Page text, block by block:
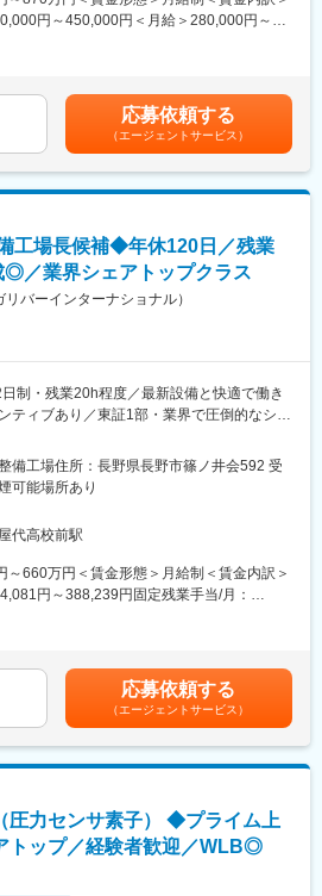
タセンターの拡張、自動運転技術の進化な
心臓部である高性能プリント基板の需要が
す。そのため、当社でも需要の拡大に伴
を通じて事業成長を牽引する役割を担って
に向けて、新規事業や戦略投資の効果を
、会社の成長を支える、非常にやりがいの
。
める業務
および事業計画の立案・推進
・差異分析
評価
業務やキャリアパス
「利益を生み出す仕組みづくり」を主導す
プいただけることを期待しています。
ージャーなどの管理職をお任せする可能性
に至るまでの全工程を社内で一貫して整備
。
タセンターの拡張、自動運転技術の進化な
心臓部である高性能プリント基板の需要が
す。そのため、当社でも需要の拡大に伴
制の強化に取り組んでいます。
タを分析しながら、中長期の事業戦略や事
策の立案・推進を通じて、事業成長を牽引
業責任者の意思決定を支援し、企業価値の
める業務
円～450,000円＜月給＞280,000円～
考を通じて上下する可能性があります。月
含めた表記です。
応募依頼する
（エージェントサービス）
工場長候補◆年休120日／残業
／業界シェアトップクラス
バーインターナショナル）
制・残業20h程度／最新設備と快適で働き
ティブあり／東証1部・業界で圧倒的なシェ
する整備工場で、『工場長候補』として整
！
内容を理解し必要な経験を積んでいただき
上げ等に際して工場長としてご活躍いただ
て
いた納車前のお車やご購入後の車のオイル
舗併設での工場責任者）としてご活躍頂き
ネジメントするスーパーバイザー/マネージ
ざいます。
備工場住所：長野県長野市篠ノ井会592 受
可能場所あり
代高校前駅
～660万円＜賃金形態＞月給制＜賃金内訳＞
円～388,239円固定残業手当/月：
2024年支給実績３ヶ月分）インセンティブ
回）平均50,000～70,000円賃金はあくまで
選考を通じて上下する可能性があります。
を含めた表記です。
応募依頼する
（エージェントサービス）
圧力センサ素子） ◆プライム上
トップ／経験者歓迎／WLB◎